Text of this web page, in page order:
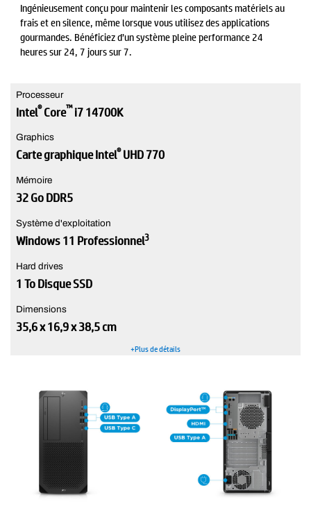
Ingénieusement conçu pour maintenir les composants matériels au
frais et en silence, même lorsque vous utilisez des applications
gourmandes. Bénéficiez d’un système pleine performance 24
heures sur 24, 7 jours sur 7.
Processeur
Intel®Core™i7 14700K
Graphics
Carte graphique Intel®UHD 770
Mémoire
32 Go DDR5
Système d'exploitation
Windows 11 Professionnel3
Hard drives
1 To Disque SSD
Dimensions
35,6 x 16,9 x 38,5 cm
+Plus de détails